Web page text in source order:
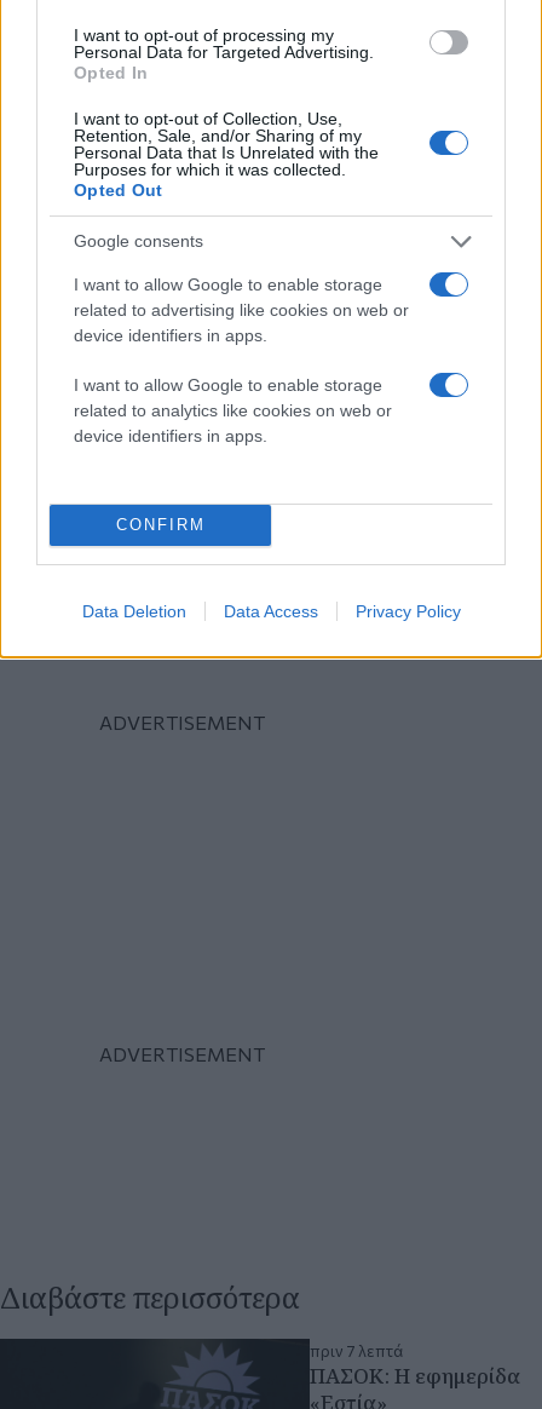
I want to opt-out of processing my
Personal Data for Targeted Advertising.
Opted In
I want to opt-out of Collection, Use,
Retention, Sale, and/or Sharing of my
Personal Data that Is Unrelated with the
Purposes for which it was collected.
Opted Out
Google consents
I want to allow Google to enable storage
related to advertising like cookies on web or
device identifiers in apps.
I want to allow Google to enable storage
related to analytics like cookies on web or
device identifiers in apps.
CONFIRM
Data Deletion Data Access Privacy Policy
Διαβάστε περισσότερα
πριν 7 λεπτά
ΠΑΣΟΚ: Η εφημερίδα
«Εστία»